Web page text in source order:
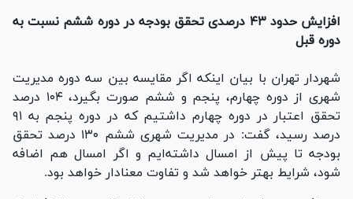
افزایش حدود ۴۳ درصدی تحقق بودجه در دوره ششم نسبت به
دوره قبل
شهردار تهران با بیان اینکه اگر مقایسه بین سه دوره مدیریت
شهری از دوره چهارم، پنجم و ششم صورت بگیرد، ۱۰۴ درصد
تحقق اعتبار در دوره چهارم داشتیم که در دوره پنجم به ۹۱
درصد رسید، گفت: در مدیریت شهری ششم ۱۳۰ درصد تحقق
بودجه تا پیش از امسال داشته‌ایم و اگر امسال هم اضافه
شود، شرایط بهتر خواهد شد و تفاوت معنادار خواهد بود.